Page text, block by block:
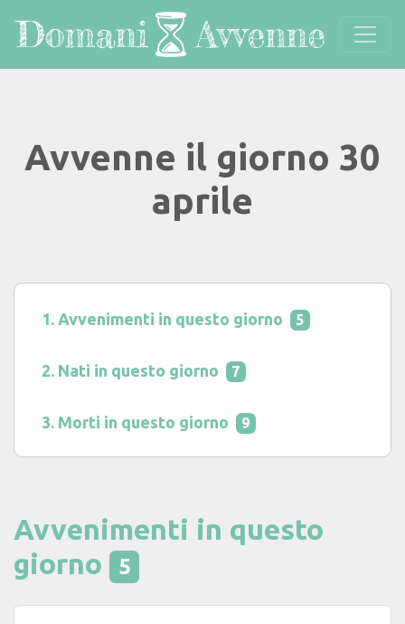
Avvenne il giorno 30
aprile
Avvenimenti in questo giorno 5
Nati in questo giorno 7
Morti in questo giorno 9
Avvenimenti in questo
giorno
5